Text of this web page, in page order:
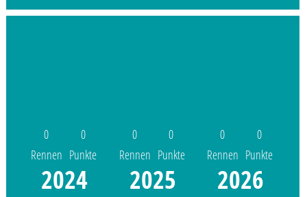
0
Rennen
0
Punkte
2024
0
Rennen
0
Punkte
2025
0
Rennen
0
Punkte
2026